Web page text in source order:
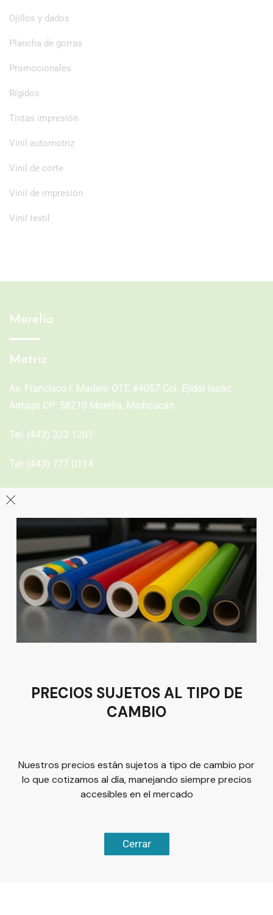
Ojillos y dados
Plancha de gorras
Promocionales
Rígidos
Tintas impresión
Vinil automotriz
Vinil de corte
Vinil de impresión
Vinil textil
Morelia
Matriz
Av. Francisco I. Madero OTE #4057 Col. Ejidal Isaac
Arriaga CP: 58210 Morelia, Michoacán
Tel: (443) 323 1201
Tel: (443) 777 0114
León
Sucursal
Av del Astillero 129 Centro bodeguero Las Trojes León,
Guanajuato
Tel:(477) 776 8994
Términos y condiciones
Derechos Reservados. | Desarrollado
porLuis Olivárez
PRECIOS SUJETOS AL TIPO DE
CAMBIO
Nuestros precios están sujetos a tipo de cambio por
lo que cotizamos al día, manejando siempre precios
accesibles en el mercado
Cerrar